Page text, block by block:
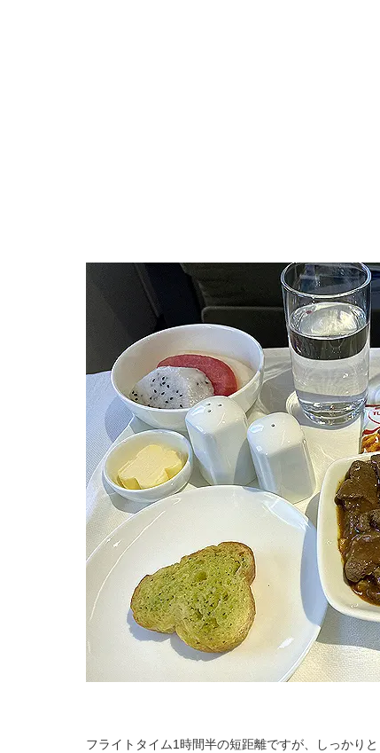
フライトタイム1時間半の短距離ですが、しっかり